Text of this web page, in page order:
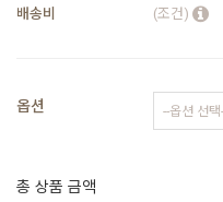
배송비
(조건)
옵션
총 상품 금액